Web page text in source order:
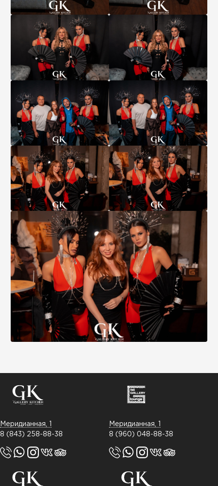
Меридианная, 1
8 (843) 258-88-38
Меридианная, 1
8 (960) 048-88-38